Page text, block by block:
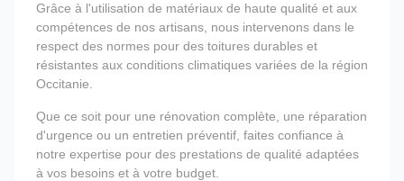
Grâce à l'utilisation de matériaux de haute qualité et aux
compétences de nos artisans, nous intervenons dans le
respect des normes pour des toitures durables et
résistantes aux conditions climatiques variées de la région
Occitanie.
Que ce soit pour une rénovation complète, une réparation
d'urgence ou un entretien préventif, faites confiance à
notre expertise pour des prestations de qualité adaptées
à vos besoins et à votre budget.